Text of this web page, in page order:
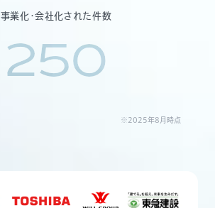
事業化・会社化された件数
250
※2025年8月時点